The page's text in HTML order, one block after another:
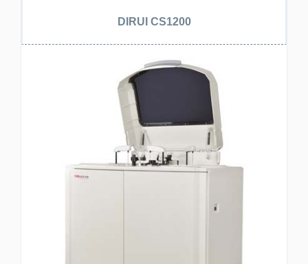
DIRUI CS1200